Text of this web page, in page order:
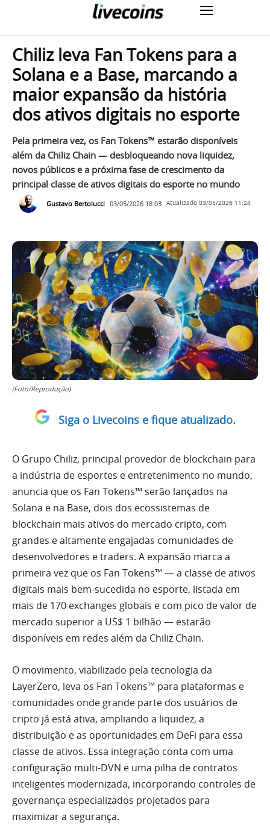
Chiliz leva Fan Tokens para a
Solana e a Base, marcando a
maior expansão da história
dos ativos digitais no esporte
Pela primeira vez, os Fan Tokens™ estarão disponíveis
além da Chiliz Chain — desbloqueando nova liquidez,
novos públicos e a próxima fase de crescimento da
principal classe de ativos digitais do esporte no mundo
Gustavo Bertolucci 03/05/2026 18:03 Atualizado 03/05/2026 11:24
(Foto/Reprodução)
Siga o Livecoins e fique atualizado.
O Grupo Chiliz, principal provedor de blockchain para
a indústria de esportes e entretenimento no mundo,
anuncia que os Fan Tokens™ serão lançados na
Solana e na Base, dois dos ecossistemas de
blockchain mais ativos do mercado cripto, com
grandes e altamente engajadas comunidades de
desenvolvedores e traders. A expansão marca a
primeira vez que os Fan Tokens™ — a classe de ativos
digitais mais bem-sucedida no esporte, listada em
mais de 170 exchanges globais e com pico de valor de
mercado superior a US$ 1 bilhão — estarão
disponíveis em redes além da Chiliz Chain.
O movimento, viabilizado pela tecnologia da
LayerZero, leva os Fan Tokens™ para plataformas e
comunidades onde grande parte dos usuários de
cripto já está ativa, ampliando a liquidez, a
distribuição e as oportunidades em DeFi para essa
classe de ativos. Essa integração conta com uma
configuração multi-DVN e uma pilha de contratos
inteligentes modernizada, incorporando controles de
governança especializados projetados para
maximizar a segurança.